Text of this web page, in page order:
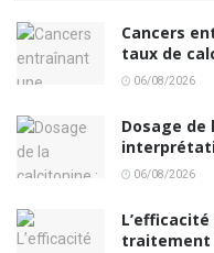
Cancers
taux de
06/08/2026
Dosage
06/08/2026
traitement